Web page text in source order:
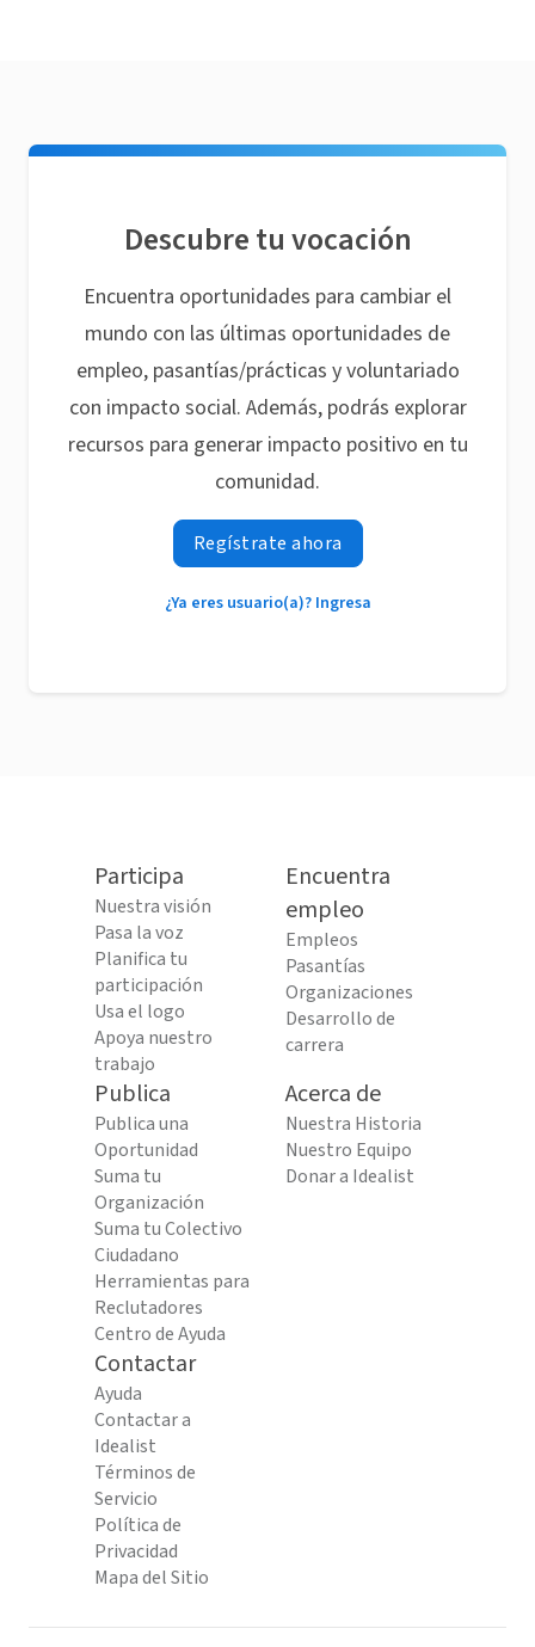
Descubre tu vocación
Encuentra oportunidades para cambiar el
mundo con las últimas oportunidades de
empleo, pasantías/prácticas y voluntariado
con impacto social. Además, podrás explorar
recursos para generar impacto positivo en tu
comunidad.
Regístrate ahora
¿Ya eres usuario(a)? Ingresa
Participa
Nuestra visión
Pasa la voz
Planifica tu
participación
Usa el logo
Apoya nuestro
trabajo
Encuentra
empleo
Empleos
Pasantías
Organizaciones
Desarrollo de
carrera
Publica
Publica una
Oportunidad
Suma tu
Organización
Suma tu Colectivo
Ciudadano
Herramientas para
Reclutadores
Centro de Ayuda
Acerca de
Nuestra Historia
Nuestro Equipo
Donar a Idealist
Contactar
Ayuda
Contactar a
Idealist
Términos de
Servicio
Política de
Privacidad
Mapa del Sitio